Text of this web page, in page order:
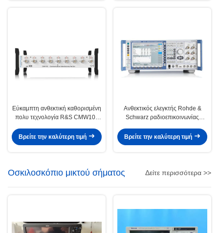
Εύκαμπτη ανθεκτική καθορισμένη
πολυ τεχνολογία R&S CMW100
Βρείτε την καλύτερη τιμή
Ανθεκτικός ελεγκτής Rohde &
Schwarz ραδιοεπικοινωνίας
Βρείτε την καλύτερη τιμή
Οσκιλοσκόπιο μικτού σήματος Δείτε περισσότερα >>